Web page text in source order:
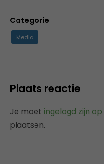
Categorie
Media
Plaats reactie
Je moet ingelogd zijn op
plaatsen.